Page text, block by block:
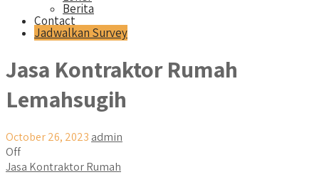
Berita
Contact
Jadwalkan Survey
Jasa Kontraktor Rumah
Lemahsugih
October 26, 2023 admin
Off
Jasa Kontraktor Rumah